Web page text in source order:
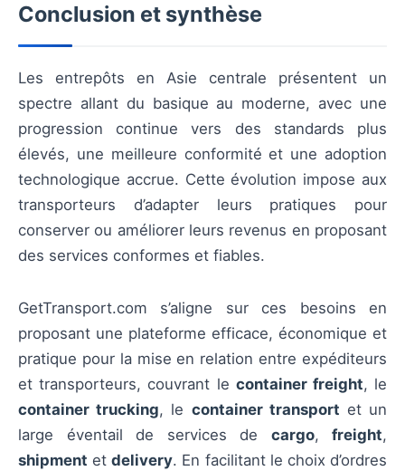
Conclusion et synthèse
Les entrepôts en Asie centrale présentent un
spectre allant du basique au moderne, avec une
progression continue vers des standards plus
élevés, une meilleure conformité et une adoption
technologique accrue. Cette évolution impose aux
transporteurs d’adapter leurs pratiques pour
conserver ou améliorer leurs revenus en proposant
des services conformes et fiables.
GetTransport.com s’aligne sur ces besoins en
proposant une plateforme efficace, économique et
pratique pour la mise en relation entre expéditeurs
et transporteurs, couvrant le container freight, le
container trucking, le container transport et un
large éventail de services de cargo, freight,
shipment etdelivery. En facilitant le choix d’ordres